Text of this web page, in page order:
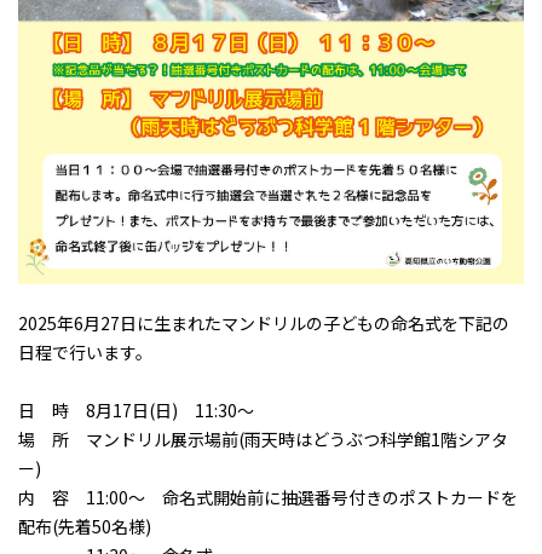
2025年6月27日に生まれたマンドリルの子どもの命名式を下記の
日程で行います。
日 時 8月17日(日) 11:30～
場 所 マンドリル展示場前(雨天時はどうぶつ科学館1階シアタ
ー)
内 容 11:00～ 命名式開始前に抽選番号付きのポストカードを
配布(先着50名様)